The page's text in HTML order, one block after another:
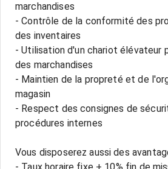
marchandises
- Contrôle de la conformité des
des inventaires
- Utilisation d'un chariot élévateur
des marchandises
- Maintien de la propreté et de
magasin
- Respect des consignes de
procédures internes
Vous disposerez aussi des